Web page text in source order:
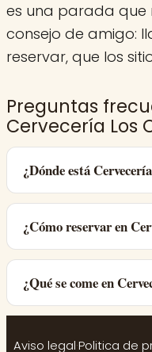
es una parada que
consejo de amigo:
reservar, que los
Preguntas
Cervecería Los
¿Dónde está
¿Cómo reservar en
¿Qué se come en
Aviso legal·Politica de